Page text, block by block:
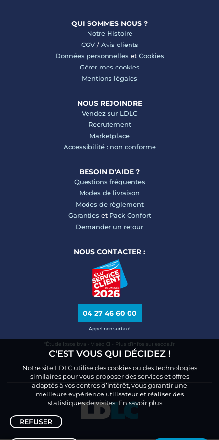
QUI SOMMES NOUS ?
Notre Histoire
CGV/ Avis clients
Données personnelles et Cookies
Gérer mes cookies
Mentions légales
NOUS REJOINDRE
Vendez sur LDLC
Recrutement
Marketplace
Accessibilité : non conforme
BESOIN D'AIDE ?
Questions fréquentes
Modes de livraison
Modes de règlement
Garanties et Pack Confort
Demander un retour
NOUS CONTACTER :
04 27 46 60 00
Appel non surtaxé
*Étude Ipsos bva - Viséo CI - Plus d’infos sur escda.fr
C'EST VOUS QUI DÉCIDEZ !
Notre site LDLC utilise des cookies ou des technologies
similaires pour vous proposer des services et offres
adaptés à vos centres d’intérêt, vous garantir une
meilleure expérience utilisateur et réaliser des
statistiques de visites.En savoir plus.
REFUSER